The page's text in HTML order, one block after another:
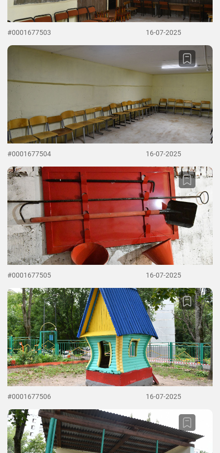
#0001677503 16-07-2025
#0001677504 16-07-2025
#0001677505 16-07-2025
#0001677506 16-07-2025